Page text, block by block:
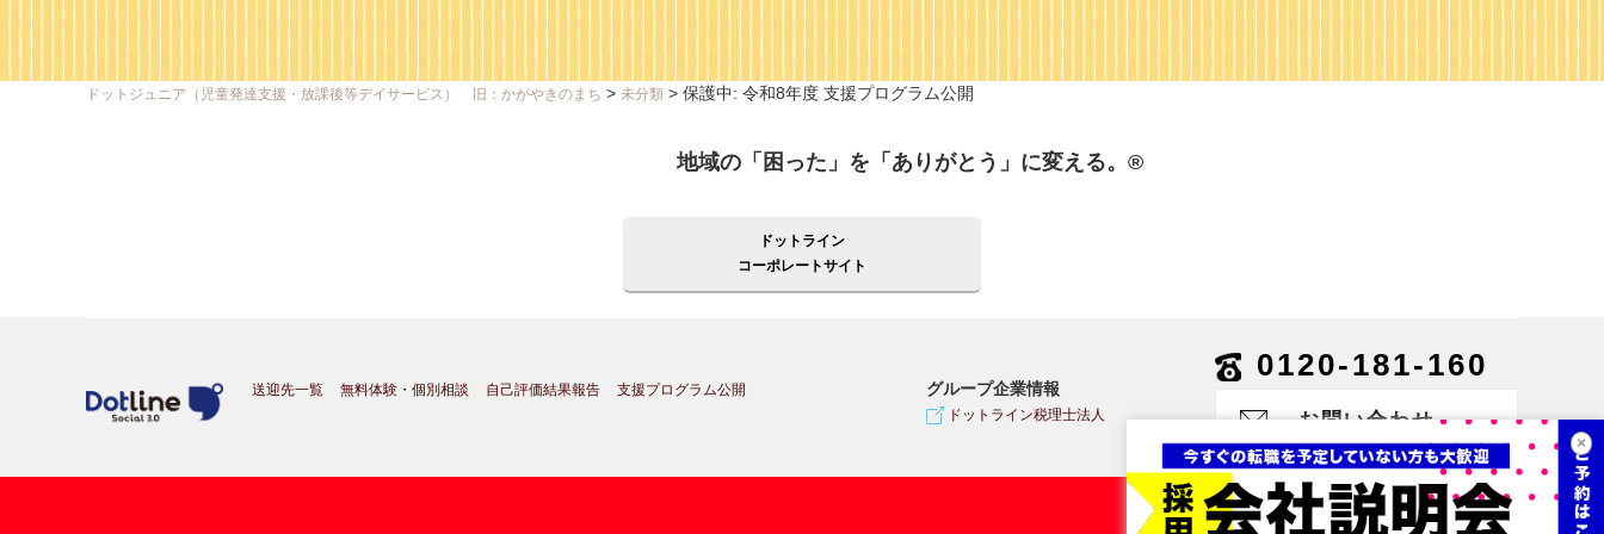
×
ドットジュニア（児童発達支援・放課後等デイサービス） 旧：かがやきのまち > 未分類 > 保護中: 令和8年度 支援プログラム公開
地域の「困った」を「ありがとう」に変える。®
ドットライン
コーポレートサイト
送迎先一覧 無料体験・個別相談 自己評価結果報告 支援プログラム公開 グループ企業情報
ドットライン税理士法人
0120-181-160
お問い合わせ